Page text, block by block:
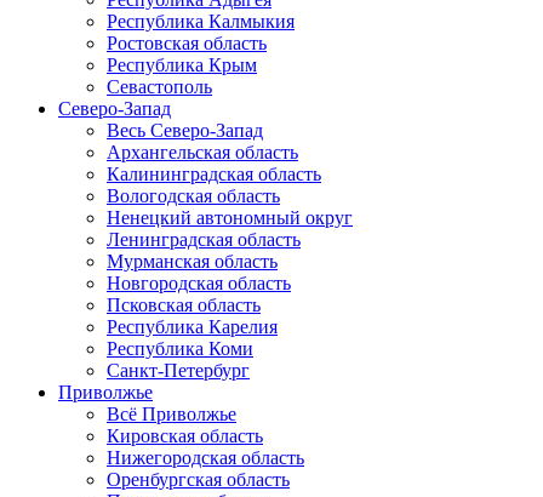
Республика Калмыкия
Ростовская область
Республика Крым
Севастополь
Северо-Запад
Весь Северо-Запад
Архангельская область
Калининградская область
Вологодская область
Ненецкий автономный округ
Ленинградская область
Мурманская область
Новгородская область
Псковская область
Республика Карелия
Республика Коми
Санкт-Петербург
Приволжье
Всё Приволжье
Кировская область
Нижегородская область
Оренбургская область